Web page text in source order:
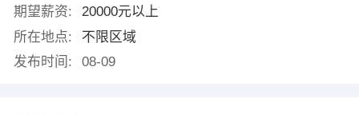
期望薪资:
20000元以上
所在地点:
不限区域
发布时间:
08-09